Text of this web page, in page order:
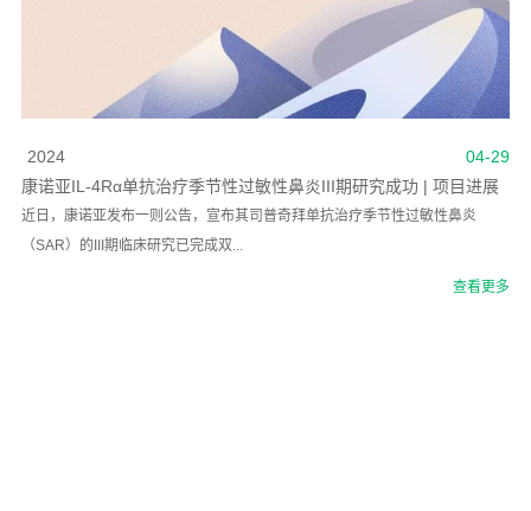
04-29
2024
康诺亚IL-4Rα单抗治疗季节性过敏性鼻炎III期研究成功 | 项目进展
近日，康诺亚发布一则公告，宣布其司普奇拜单抗治疗季节性过敏性鼻炎
（SAR）的III期临床研究已完成双...
查看更多